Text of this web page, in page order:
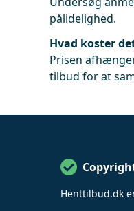
pålidelighed.
Hvad koster
Prisen
tilbud for at
Henttilbud.dk